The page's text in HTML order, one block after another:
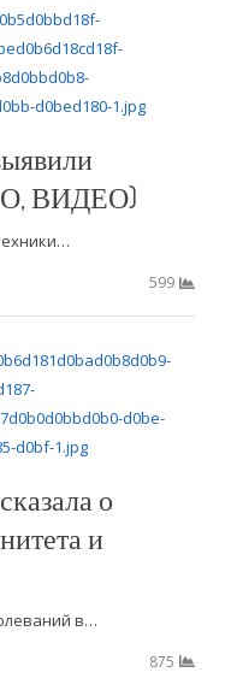
ВИДЕО)
599
о
и
в…
875